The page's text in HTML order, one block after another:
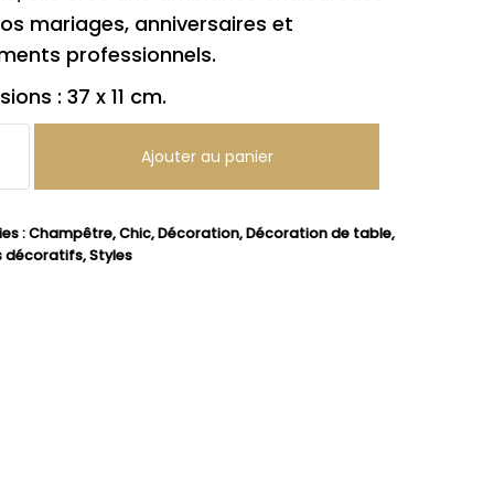
mariages, anniversaires et
professionnels.
: 37 x 11 cm.
Ajouter au panier
:Champêtre,Chic,Décoration,Décoration de table,
décoratifs,Styles